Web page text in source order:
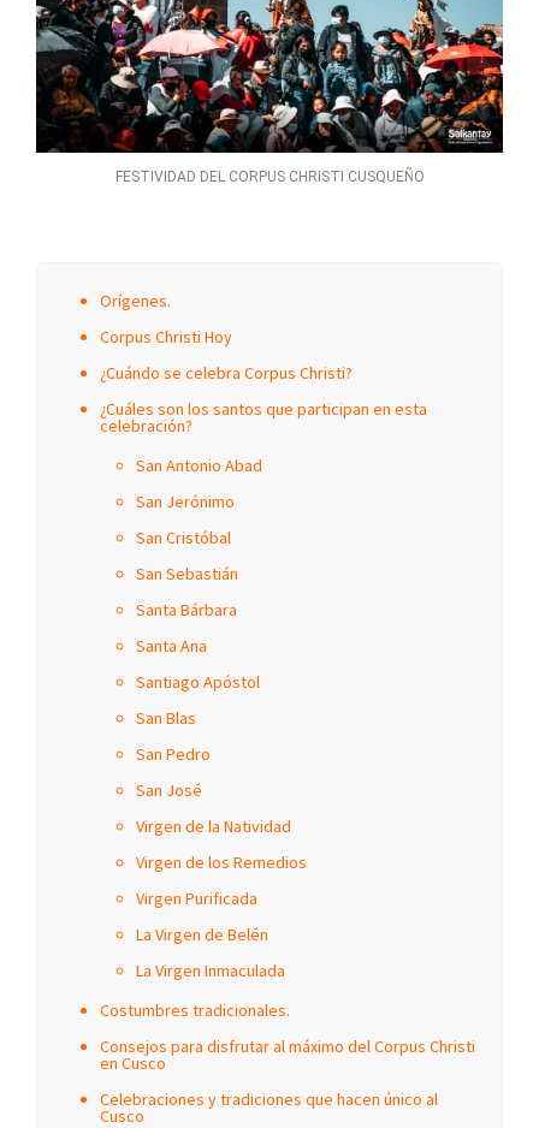
FESTIVIDAD DEL CORPUS CHRISTI CUSQUEÑO
Orígenes.
Corpus Christi Hoy
¿Cuándo se celebra Corpus Christi?
¿Cuáles son los santos que participan en esta
celebración?
San Antonio Abad
San Jerónimo
San Cristóbal
San Sebastián
Santa Bárbara
Santa Ana
Santiago Apóstol
San Blas
San Pedro
San José
Virgen de la Natividad
Virgen de los Remedios
Virgen Purificada
La Virgen de Belén
La Virgen Inmaculada
Costumbres tradicionales.
Consejos para disfrutar al máximo del Corpus Christi
en Cusco
Celebraciones y tradiciones que hacen único al
Cusco